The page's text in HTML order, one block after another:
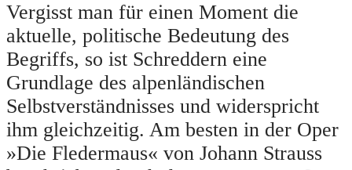
Vergisst man für einen Moment die
aktuelle, politische Bedeutung des
Begriffs, so ist Schreddern eine
Grundlage des alpenländischen
Selbstverständnisses und widerspricht
ihm gleichzeitig. Am besten in der Oper
»Die Fledermaus« von Johann Strauss